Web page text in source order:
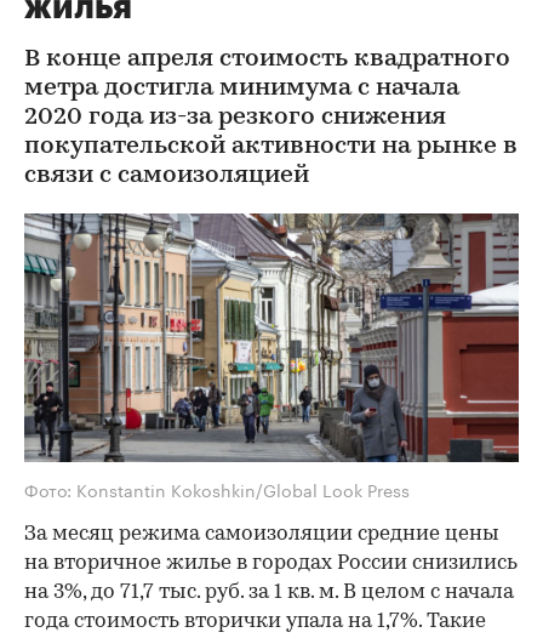
жилья
В конце апреля стоимость квадратного
метра достигла минимума с начала
2020 года из-за резкого снижения
покупательской активности на рынке в
связи с самоизоляцией
Фото: Konstantin Kokoshkin/Global Look Press
За месяц режима самоизоляции средние цены
на вторичное жилье в городах России снизились
на 3%, до 71,7 тыс. руб. за 1 кв. м. В целом с начала
года стоимость вторички упала на 1,7%. Такие